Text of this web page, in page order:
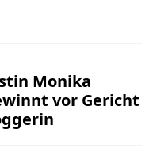
Monika
vor Gericht